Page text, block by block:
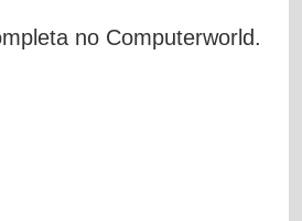
no Computerworld.